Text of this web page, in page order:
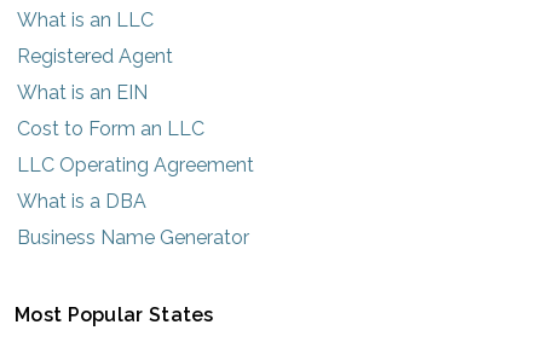
What is an LLC
Registered Agent
What is an EIN
Cost to Form an LLC
LLC Operating Agreement
What is a DBA
Business Name Generator
Most Popular States